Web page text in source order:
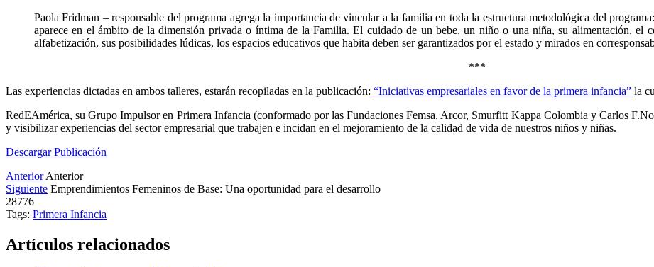
Paola Fridman – responsable del programa agrega la importancia de vincular a la familia en toda la estructura metodológica del
aparece en el ámbito de la dimensión privada o íntima de la Familia. El cuidado de un bebe, un niño o una niña, su alimentación, el
alfabetización, sus posibilidades lúdicas, los espacios educativos que habita deben ser garantizados por el estado y mirados en
***
Las experiencias dictadas en ambos talleres, estarán recopiladas en la publicación: “Iniciativas empresariales en favor de la primera infancia” la
RedEAmérica, su Grupo Impulsor en Primera Infancia (conformado por las Fundaciones Femsa, Arcor, Smurfitt Kappa Colombia y Carlos
y visibilizar experiencias del sector empresarial que trabajen e incidan en el mejoramiento de la calidad de vida de nuestros niños y niñas.
Descargar Publicación
Anterior Anterior
Siguiente Emprendimientos Femeninos de Base: Una oportunidad para el desarrollo
28776
Tags: Primera Infancia
Artículos relacionados